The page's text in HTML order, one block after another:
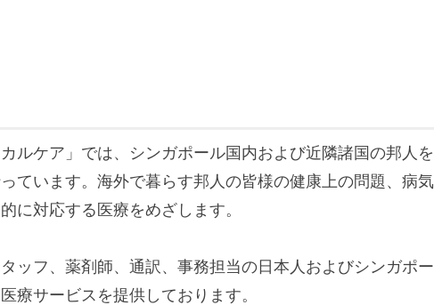
ルケア」では、シンガポール国内および近隣諸国の邦人を
ています。海外で暮らす邦人の皆様の健康上の問題、病気
に対応する医療をめざします。
ッフ、薬剤師、通訳、事務担当の日本人およびシンガポー
療サービスを提供しております。